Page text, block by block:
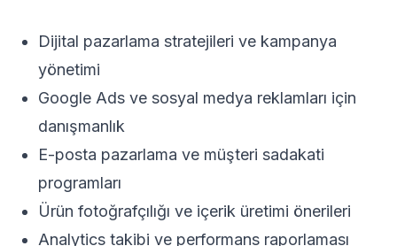
Dijital pazarlama stratejileri ve kampanya
yönetimi
Google Ads ve sosyal medya reklamları için
danışmanlık
E-posta pazarlama ve müşteri sadakati
programları
Ürün fotoğrafçılığı ve içerik üretimi önerileri
Analytics takibi ve performans raporlaması